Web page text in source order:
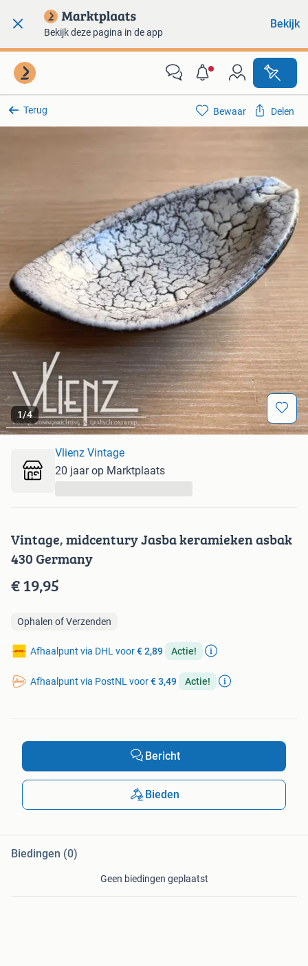
Bekijk deze pagina in de app
Bekijk
Terug
1/4
Bewaar Delen
Vintage, midcentury Jasba keramieken asbak
430 Germany
€ 19,95
Ophalen of Verzenden
Afhaalpunt via DHL voor€ 2,89 Actie!
Afhaalpunt via PostNL voor€ 3,49 Actie!
Vlienz Vintage
20 jaar op Marktplaats
Bericht
Bieden
Biedingen (0)
Geen biedingen geplaatst